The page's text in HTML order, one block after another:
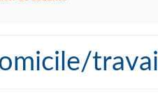
travail